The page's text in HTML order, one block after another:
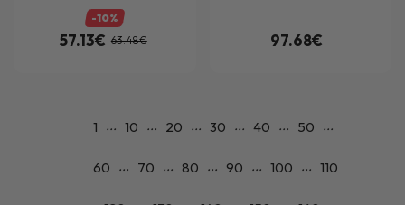
-10%
57.13€ 63.48€ 97.68€
1 ... 10 ... 20 ... 30 ... 40 ... 50 ...
60 ... 70 ... 80 ... 90 ... 100 ... 110